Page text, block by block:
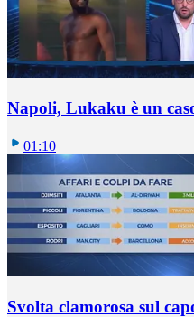
Napoli, Lukaku è un
01:10
Svolta clamorosa sul